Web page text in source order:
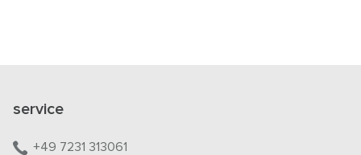
service
+49 7231 313061